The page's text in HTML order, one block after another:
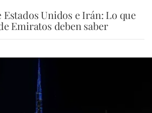
Unidos e Irán: Lo que
Emiratos deben saber